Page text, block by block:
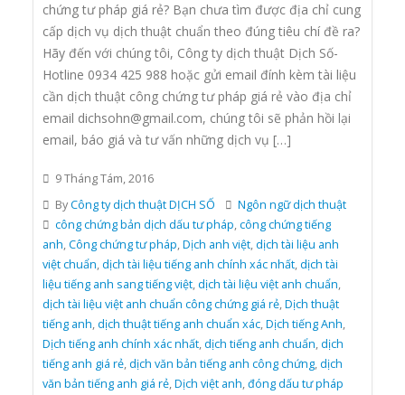
chứng tư pháp giá rẻ? Bạn chưa tìm được địa chỉ cung
cấp dịch vụ dịch thuật chuẩn theo đúng tiêu chí đề ra?
Hãy đến với chúng tôi, Công ty dịch thuật Dịch Số-
Hotline 0934 425 988 hoặc gửi email đính kèm tài liệu
cần dịch thuật công chứng tư pháp giá rẻ vào địa chỉ
email dichsohn@gmail.com, chúng tôi sẽ phản hồi lại
email, báo giá và tư vấn những dịch vụ […]
9 Tháng Tám, 2016
ByCông ty dịch thuật DỊCH SỐ
Ngôn ngữ dịch thuật
công chứng bản dịch dấu tư pháp,công chứng tiếng
anh,Công chứng tư pháp,Dịch anh việt,dịch tài liệu anh
việt chuẩn,dịch tài liệu tiếng anh chính xác nhất,dịch tài
liệu tiếng anh sang tiếng việt,dịch tài liệu việt anh chuẩn,
dịch tài liệu việt anh chuẩn công chứng giá rẻ,Dịch thuật
tiếng anh,dịch thuật tiếng anh chuẩn xác,Dịch tiếng Anh,
Dịch tiếng anh chính xác nhất,dịch tiếng anh chuẩn,dịch
tiếng anh giá rẻ,dịch văn bản tiếng anh công chứng,dịch
văn bản tiếng anh giá rẻ,Dịch việt anh,đóng dấu tư pháp